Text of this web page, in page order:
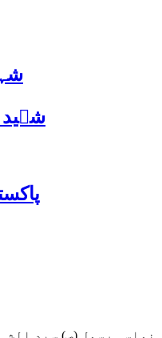
شہید قائد
پاکستان بھر میں
نواسہ رسول (ص) سید